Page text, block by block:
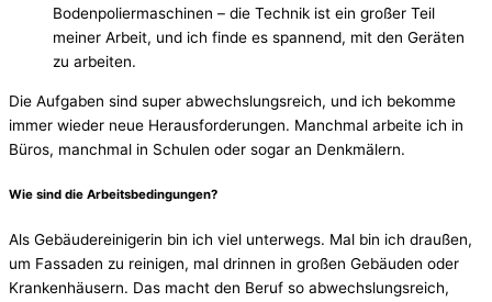
Bodenpoliermaschinen – die Technik ist ein großer Teil
meiner Arbeit, und ich finde es spannend, mit den Geräten
zu arbeiten.
Die Aufgaben sind super abwechslungsreich, und ich bekomme
immer wieder neue Herausforderungen. Manchmal arbeite ich in
Büros, manchmal in Schulen oder sogar an Denkmälern.
Wie sind die Arbeitsbedingungen?
Als Gebäudereinigerin bin ich viel unterwegs. Mal bin ich draußen,
um Fassaden zu reinigen, mal drinnen in großen Gebäuden oder
Krankenhäusern. Das macht den Beruf so abwechslungsreich,